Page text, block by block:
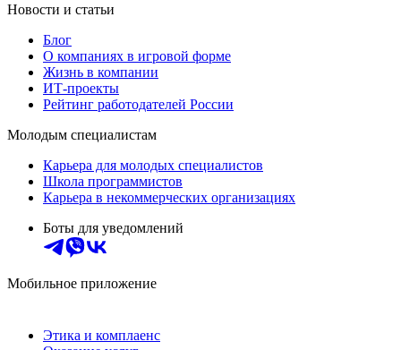
Новости и статьи
Блог
О компаниях в игровой форме
Жизнь в компании
ИТ-проекты
Рейтинг работодателей России
Молодым специалистам
Карьера для молодых специалистов
Школа программистов
Карьера в некоммерческих организациях
Боты для уведомлений
Мобильное приложение
Этика и комплаенс